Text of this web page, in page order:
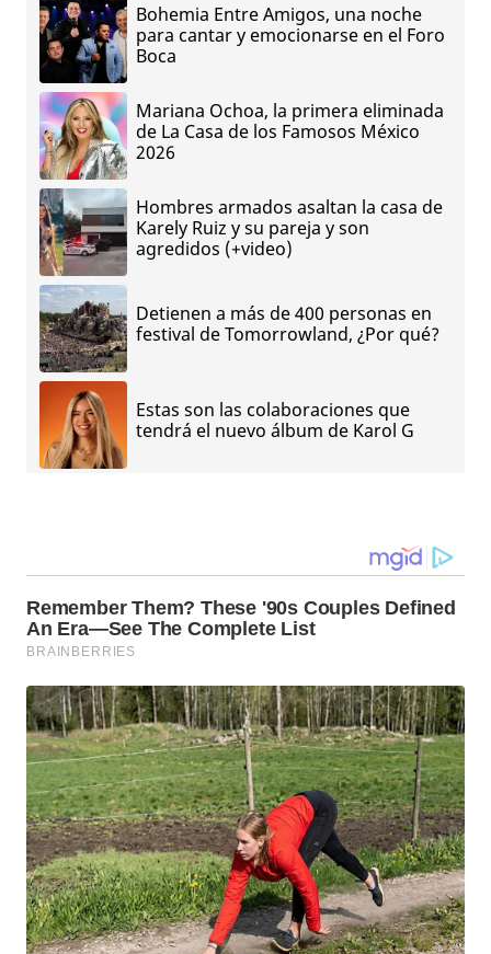
Bohemia Entre Amigos, una noche
para cantar y emocionarse en el Foro
Boca
Mariana Ochoa, la primera eliminada
de La Casa de los Famosos México
2026
Hombres armados asaltan la casa de
Karely Ruiz y su pareja y son
agredidos (+video)
Detienen a más de 400 personas en
festival de Tomorrowland, ¿Por qué?
Estas son las colaboraciones que
tendrá el nuevo álbum de Karol G